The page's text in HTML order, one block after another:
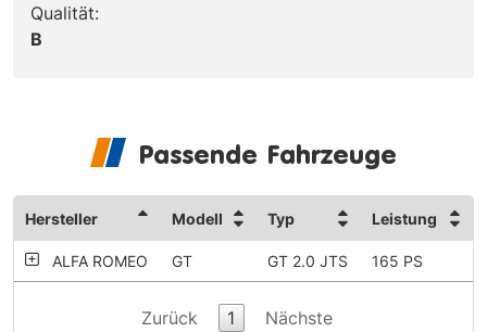
Qualität:
B
Passende Fahrzeuge
Hersteller Modell Typ Leistung
ALFA ROMEO GT GT 2.0 JTS 165 PS
Zurück 1 Nächste